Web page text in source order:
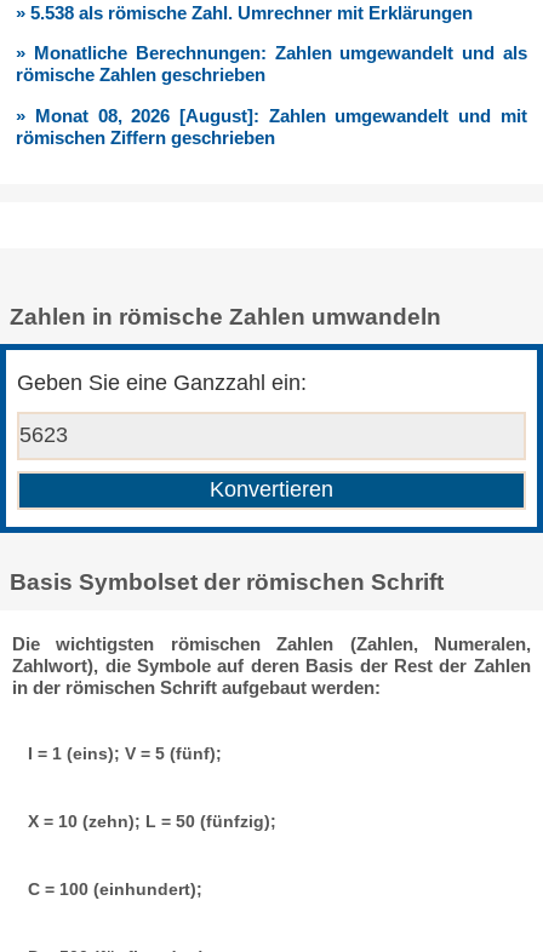
» 5.538 als römische Zahl. Umrechner mit Erklärungen
» Monatliche Berechnungen: Zahlen umgewandelt und als
römische Zahlen geschrieben
» Monat 08, 2026 [August]: Zahlen umgewandelt und mit
römischen Ziffern geschrieben
Zahlen in römische Zahlen umwandeln
Geben Sie eine Ganzzahl ein:
Basis Symbolset der römischen Schrift
Die wichtigsten römischen Zahlen (Zahlen, Numeralen,
Zahlwort), die Symbole auf deren Basis der Rest der Zahlen
in der römischen Schrift aufgebaut werden:
I = 1 (eins); V = 5 (fünf);
X = 10 (zehn); L = 50 (fünfzig);
C = 100 (einhundert);